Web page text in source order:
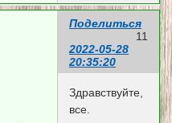
Поделиться
11
2022-05-28
20:35:20
Здравствуйте,
все.